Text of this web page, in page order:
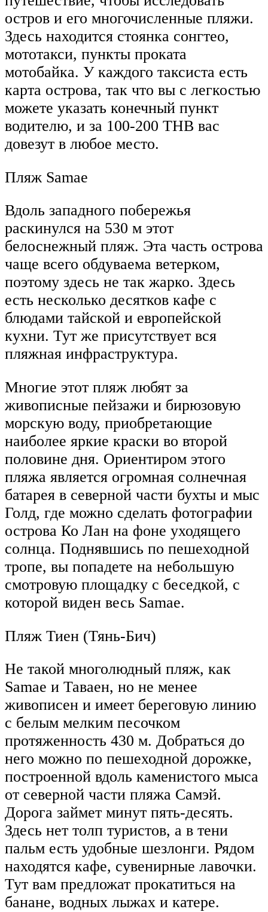
остров и его многочисленные пляжи.
Здесь находится стоянка сонгтео,
мототакси, пункты проката
мотобайка. У каждого таксиста есть
карта острова, так что вы с легкостью
можете указать конечный пункт
водителю, и за 100-200 ТНВ вас
довезут в любое место.
Пляж Samae
Вдоль западного побережья
раскинулся на 530 м этот
белоснежный пляж. Эта часть острова
чаще всего обдуваема ветерком,
поэтому здесь не так жарко. Здесь
есть несколько десятков кафе с
блюдами тайской и европейской
кухни. Тут же присутствует вся
пляжная инфраструктура.
Многие этот пляж любят за
живописные пейзажи и бирюзовую
морскую воду, приобретающие
наиболее яркие краски во второй
половине дня. Ориентиром этого
пляжа является огромная солнечная
батарея в северной части бухты и мыс
Голд, где можно сделать фотографии
острова Ко Лан на фоне уходящего
солнца. Поднявшись по пешеходной
тропе, вы попадете на небольшую
смотровую площадку с беседкой, с
которой виден весь Samae.
Пляж Тиен (Тянь-Бич)
Не такой многолюдный пляж, как
Samae и Таваен, но не менее
живописен и имеет береговую линию
с белым мелким песочком
протяженность 430 м. Добраться до
него можно по пешеходной дорожке,
построенной вдоль каменистого мыса
от северной части пляжа Самэй.
Дорога займет минут пять-десять.
Здесь нет толп туристов, а в тени
пальм есть удобные шезлонги. Рядом
находятся кафе, сувенирные лавочки.
Тут вам предложат прокатиться на
банане, водных лыжах и катере.